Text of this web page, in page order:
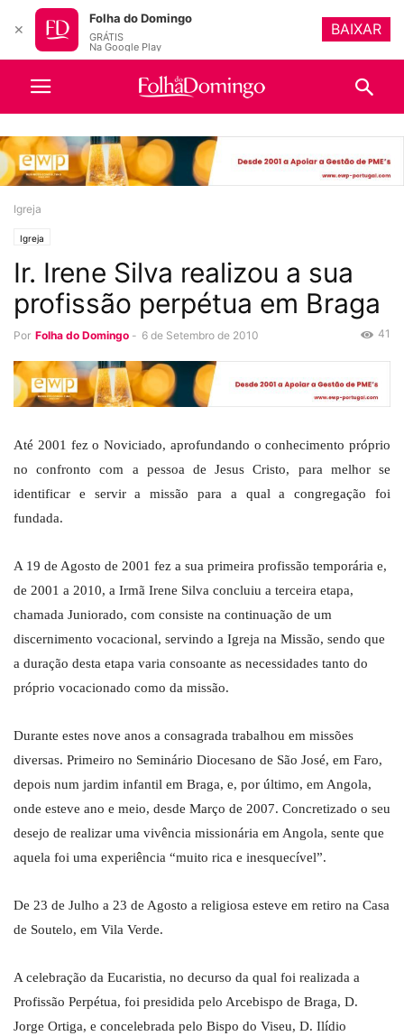
Igreja
Igreja
Ir. Irene Silva realizou a sua
profissão perpétua em Braga
Por Folha do Domingo - 6 de Setembro de 2010 41
Até 2001 fez o Noviciado, aprofundando o conhecimento próprio
no confronto com a pessoa de Jesus Cristo, para melhor se
identificar e servir a missão para a qual a congregação foi
fundada.
A 19 de Agosto de 2001 fez a sua primeira profissão temporária e,
de 2001 a 2010, a Irmã Irene Silva concluiu a terceira etapa,
chamada Juniorado, com consiste na continuação de um
discernimento vocacional, servindo a Igreja na Missão, sendo que
a duração desta etapa varia consoante as necessidades tanto do
próprio vocacionado como da missão.
Durante estes nove anos a consagrada trabalhou em missões
diversas. Primeiro no Seminário Diocesano de São José, em Faro,
depois num jardim infantil em Braga, e, por último, em Angola,
onde esteve ano e meio, desde Março de 2007. Concretizado o seu
desejo de realizar uma vivência missionária em Angola, sente que
aquela foi uma experiência “muito rica e inesquecível”.
De 23 de Julho a 23 de Agosto a religiosa esteve em retiro na Casa
de Soutelo, em Vila Verde.
A celebração da Eucaristia, no decurso da qual foi realizada a
Profissão Perpétua, foi presidida pelo Arcebispo de Braga, D.
Jorge Ortiga, e concelebrada pelo Bispo do Viseu, D. Ilídio
✕
Folha do Domingo
GRÁTIS
Na Google Play
BAIXAR